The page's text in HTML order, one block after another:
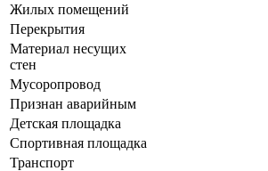
Жилых помещений
Перекрытия
Материал несущих
стен
Мусоропровод
Признан аварийным
Детская площадка
Спортивная площадка
Транспорт